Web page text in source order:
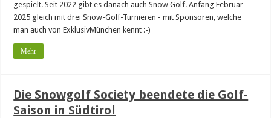
gespielt. Seit 2022 gibt es danach auch Snow Golf. Anfang Februar
2025 gleich mit drei Snow-Golf-Turnieren - mit Sponsoren, welche
man auch von ExklusivMünchen kennt :-)
Mehr
Die Snowgolf Society beendete die Golf-
Saison in Südtirol